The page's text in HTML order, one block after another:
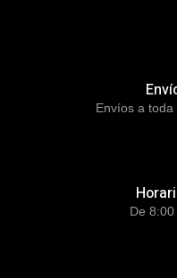
Envíos a
De